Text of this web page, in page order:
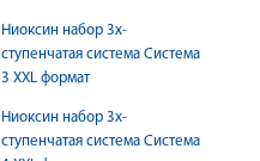
Ниоксин набор 3х-
ступенчатая система Система
3 XXL формат
Ниоксин набор 3х-
ступенчатая система Система